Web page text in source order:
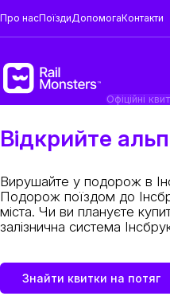
Про насПоїздиДопомогаКонтакти
Офіційні
Відкрийте
Вирушайте у подорож в
Подорож поїздом до
міста. Чи ви плануєте
залізнична система
Знайти квитки на потяг